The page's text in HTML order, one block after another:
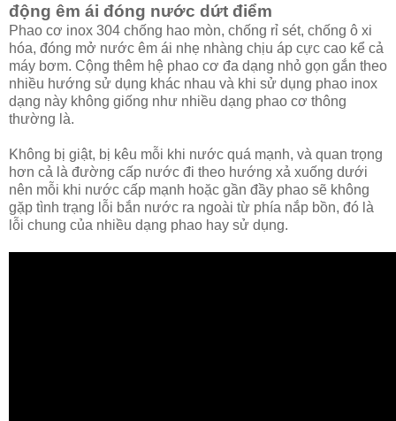
động êm ái đóng nước dứt điểm
Phao cơ inox 304 chống hao mòn, chống rỉ sét, chống ô xi
hóa, đóng mở nước êm ái nhẹ nhàng chịu áp cực cao kể cả
máy bơm. Cộng thêm hệ phao cơ đa dạng nhỏ gọn gắn theo
nhiều hướng sử dụng khác nhau và khi sử dụng phao inox
dạng này không giống như nhiều dạng phao cơ thông
thường là.
Không bị giật, bị kêu mỗi khi nước quá mạnh, và quan trọng
hơn cả là đường cấp nước đi theo hướng xả xuống dưới
nên mỗi khi nước cấp mạnh hoặc gần đầy phao sẽ không
gặp tình trạng lỗi bắn nước ra ngoài từ phía nắp bồn, đó là
lỗi chung của nhiều dạng phao hay sử dụng.